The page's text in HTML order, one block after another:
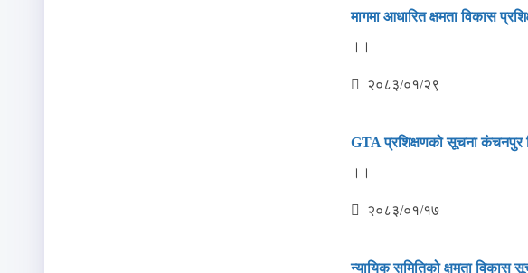
मागमा आधारित क्षमता विकास
।।
२०८३/०१/२९
GTA प्रशिक्षणको सूचना कंचनपुर
।।
२०८३/०१/१७
न्‍यायिक समितिको क्षमता विकास